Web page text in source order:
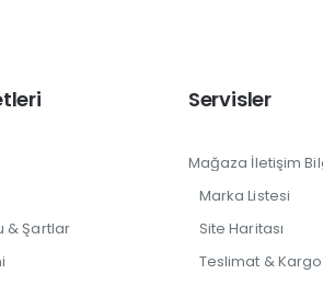
& Şartlar
Servisler
Mağaza İletişim
Marka Listesi
Site Haritası
Teslimat & Kargo